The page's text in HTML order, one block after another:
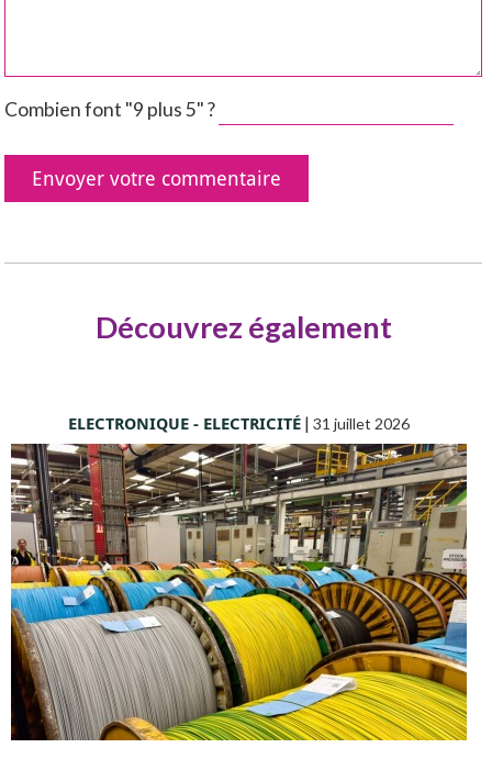
Combien font "9 plus 5" ?
Découvrez également
ELECTRONIQUE - ELECTRICITÉ| 31 juillet 2026